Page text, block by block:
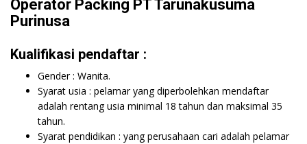
Operator Packing PT Tarunakusuma
Purinusa
Kualifikasi pendaftar :
Gender : Wanita.
Syarat usia : pelamar yang diperbolehkan mendaftar
adalah rentang usia minimal 18 tahun dan maksimal 35
tahun.
Syarat pendidikan : yang perusahaan cari adalah pelamar